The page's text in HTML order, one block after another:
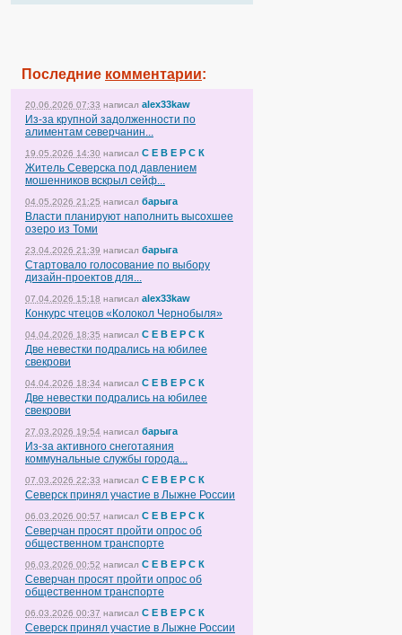
Последние комментарии:
20.06.2026 07:33 написал alex33kaw
Из-за крупной задолженности по
алиментам северчанин...
19.05.2026 14:30 написал С Е В Е Р С К
Житель Северска под давлением
мошенников вскрыл сейф...
04.05.2026 21:25 написал барыга
Власти планируют наполнить высохшее
озеро из Томи
23.04.2026 21:39 написал барыга
Стартовало голосование по выбору
дизайн-проектов для...
07.04.2026 15:18 написал alex33kaw
Конкурс чтецов «Колокол Чернобыля»
04.04.2026 18:35 написал С Е В Е Р С К
Две невестки подрались на юбилее
свекрови
04.04.2026 18:34 написал С Е В Е Р С К
Две невестки подрались на юбилее
свекрови
27.03.2026 19:54 написал барыга
Из-за активного снеготаяния
коммунальные службы города...
07.03.2026 22:33 написал С Е В Е Р С К
Северск принял участие в Лыжне России
06.03.2026 00:57 написал С Е В Е Р С К
Северчан просят пройти опрос об
общественном транспорте
06.03.2026 00:52 написал С Е В Е Р С К
Северчан просят пройти опрос об
общественном транспорте
06.03.2026 00:37 написал С Е В Е Р С К
Северск принял участие в Лыжне России